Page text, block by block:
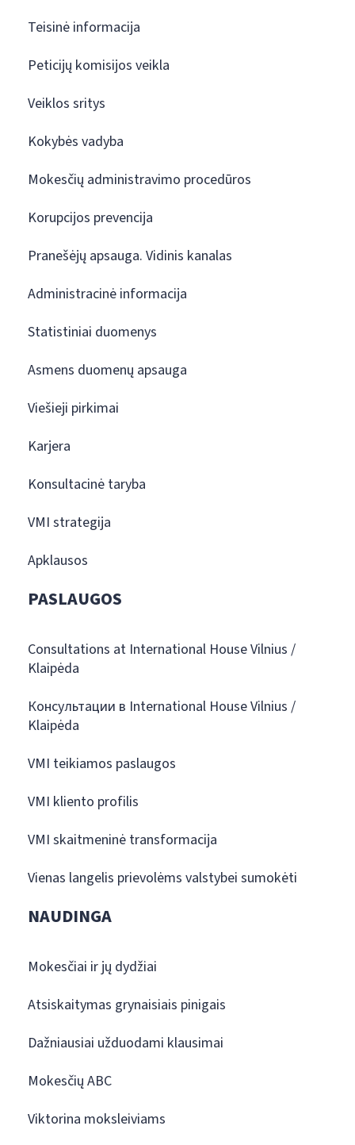
Teisinė informacija
Peticijų komisijos veikla
Veiklos sritys
Kokybės vadyba
Mokesčių administravimo procedūros
Korupcijos prevencija
Pranešėjų apsauga. Vidinis kanalas
Administracinė informacija
Statistiniai duomenys
Asmens duomenų apsauga
Viešieji pirkimai
Karjera
Konsultacinė taryba
VMI strategija
Apklausos
PASLAUGOS
Consultations at International House Vilnius /
Klaipėda
Консультации в International House Vilnius /
Klaipėda
VMI teikiamos paslaugos
VMI kliento profilis
VMI skaitmeninė transformacija
Vienas langelis prievolėms valstybei sumokėti
NAUDINGA
Mokesčiai ir jų dydžiai
Atsiskaitymas grynaisiais pinigais
Dažniausiai užduodami klausimai
Mokesčių ABC
Viktorina moksleiviams